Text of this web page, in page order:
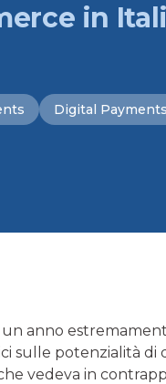
in
Digital Payments
anno
sulle potenzialità di
vedeva in